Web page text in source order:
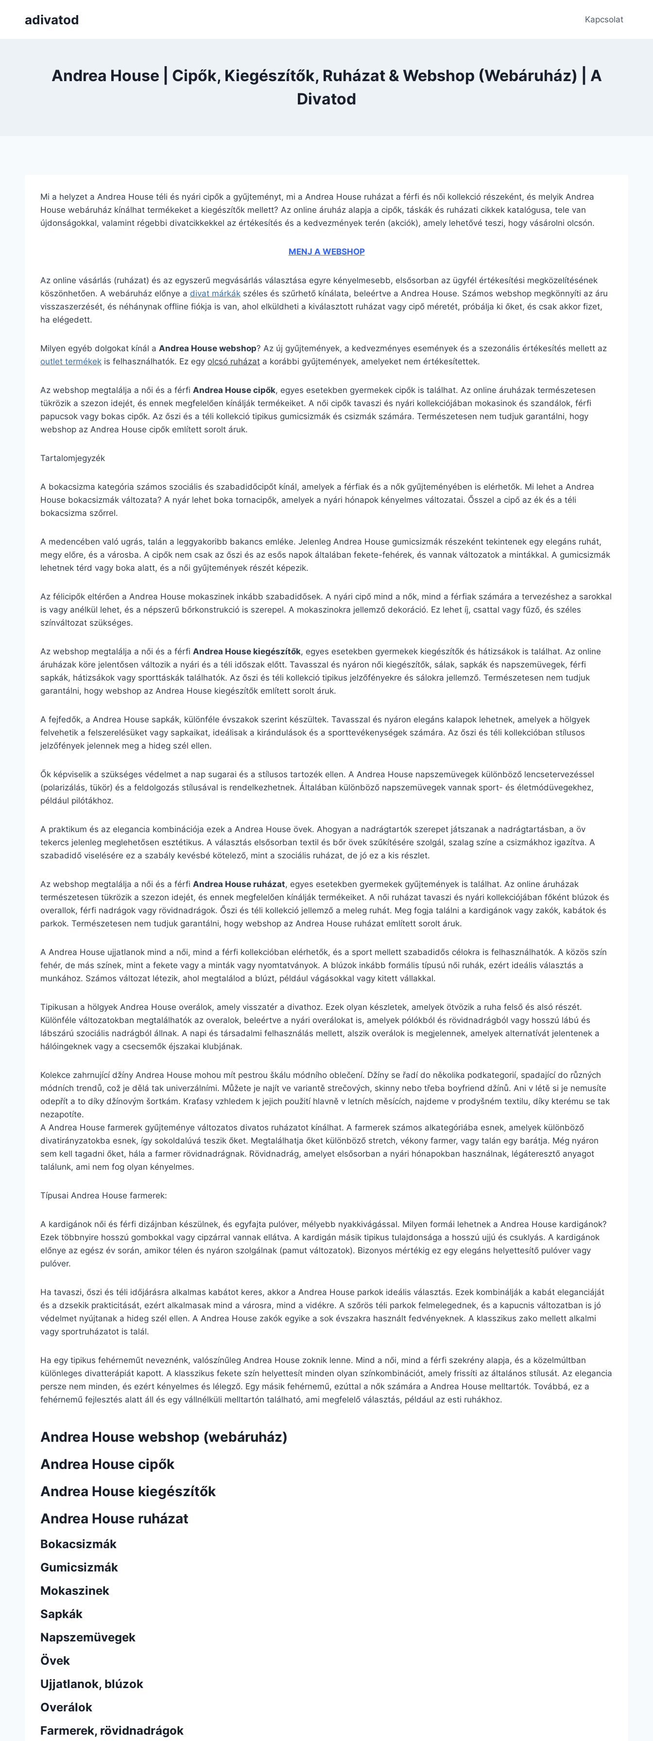
adivatod Kapcsolat
Andrea House | Cipők, Kiegészítők, Ruházat & Webshop (Webáruház) | A
Divatod
Mi a helyzet a Andrea House téli és nyári cipők a gyűjteményt, mi a Andrea House ruházat a férfi és női kollekció részeként, és melyik Andrea
House webáruház kínálhat termékeket a kiegészítők mellett? Az online áruház alapja a cipők, táskák és ruházati cikkek katalógusa, tele van
újdonságokkal, valamint régebbi divatcikkekkel az értékesítés és a kedvezmények terén (akciók), amely lehetővé teszi, hogy vásárolni olcsón.
MENJ A WEBSHOP
Az online vásárlás (ruházat) és az egyszerű megvásárlás választása egyre kényelmesebb, elsősorban az ügyfél értékesítési megközelítésének
köszönhetően. A webáruház előnye a divat márkák széles és szűrhető kínálata, beleértve a Andrea House. Számos webshop megkönnyíti az áru
visszaszerzését, és néhánynak offline fiókja is van, ahol elküldheti a kiválasztott ruházat vagy cipő méretét, próbálja ki őket, és csak akkor fizet,
ha elégedett.
Milyen egyéb dolgokat kínál a Andrea House webshop? Az új gyűjtemények, a kedvezményes események és a szezonális értékesítés mellett az
outlet termékek is felhasználhatók. Ez egy olcsó ruházat a korábbi gyűjtemények, amelyeket nem értékesítettek.
Az webshop megtalálja a női és a férfi Andrea House cipők, egyes esetekben gyermekek cipők is találhat. Az online áruházak természetesen
tükrözik a szezon idejét, és ennek megfelelően kínálják termékeiket. A női cipők tavaszi és nyári kollekciójában mokasinok és szandálok, férfi
papucsok vagy bokas cipők. Az őszi és a téli kollekció tipikus gumicsizmák és csizmák számára. Természetesen nem tudjuk garantálni, hogy
webshop az Andrea House cipők említett sorolt áruk.
Tartalomjegyzék
A bokacsizma kategória számos szociális és szabadidőcipőt kínál, amelyek a férfiak és a nők gyűjteményében is elérhetők. Mi lehet a Andrea
House bokacsizmák változata? A nyár lehet boka tornacipők, amelyek a nyári hónapok kényelmes változatai. Ősszel a cipő az ék és a téli
bokacsizma szőrrel.
A medencében való ugrás, talán a leggyakoribb bakancs emléke. Jelenleg Andrea House gumicsizmák részeként tekintenek egy elegáns ruhát,
megy előre, és a városba. A cipők nem csak az őszi és az esős napok általában fekete-fehérek, és vannak változatok a mintákkal. A gumicsizmák
lehetnek térd vagy boka alatt, és a női gyűjtemények részét képezik.
Az félicipők eltérően a Andrea House mokaszinek inkább szabadidősek. A nyári cipő mind a nők, mind a férfiak számára a tervezéshez a sarokkal
is vagy anélkül lehet, és a népszerű bőrkonstrukció is szerepel. A mokaszinokra jellemző dekoráció. Ez lehet íj, csattal vagy fűző, és széles
színváltozat szükséges.
Az webshop megtalálja a női és a férfi Andrea House kiegészítők, egyes esetekben gyermekek kiegészítők és hátizsákok is találhat. Az online
áruházak köre jelentősen változik a nyári és a téli időszak előtt. Tavasszal és nyáron női kiegészítők, sálak, sapkák és napszemüvegek, férfi
sapkák, hátizsákok vagy sporttáskák találhatók. Az őszi és téli kollekció tipikus jelzőfényekre és sálokra jellemző. Természetesen nem tudjuk
garantálni, hogy webshop az Andrea House kiegészítők említett sorolt áruk.
A fejfedők, a Andrea House sapkák, különféle évszakok szerint készültek. Tavasszal és nyáron elegáns kalapok lehetnek, amelyek a hölgyek
felvehetik a felszerelésüket vagy sapkaikat, ideálisak a kirándulások és a sporttevékenységek számára. Az őszi és téli kollekcióban stílusos
jelzőfények jelennek meg a hideg szél ellen.
Ők képviselik a szükséges védelmet a nap sugarai és a stílusos tartozék ellen. A Andrea House napszemüvegek különböző lencsetervezéssel
(polarizálás, tükör) és a feldolgozás stílusával is rendelkezhetnek. Általában különböző napszemüvegek vannak sport- és életmódüvegekhez,
például pilótákhoz.
A praktikum és az elegancia kombinációja ezek a Andrea House övek. Ahogyan a nadrágtartók szerepet játszanak a nadrágtartásban, a öv
tekercs jelenleg meglehetősen esztétikus. A választás elsősorban textil és bőr övek szűkítésére szolgál, szalag színe a csizmákhoz igazítva. A
szabadidő viselésére ez a szabály kevésbé kötelező, mint a szociális ruházat, de jó ez a kis részlet.
Az webshop megtalálja a női és a férfi Andrea House ruházat, egyes esetekben gyermekek gyűjtemények is találhat. Az online áruházak
természetesen tükrözik a szezon idejét, és ennek megfelelően kínálják termékeiket. A női ruházat tavaszi és nyári kollekciójában főként blúzok és
overallok, férfi nadrágok vagy rövidnadrágok. Őszi és téli kollekció jellemző a meleg ruhát. Meg fogja találni a kardigánok vagy zakók, kabátok és
parkok. Természetesen nem tudjuk garantálni, hogy webshop az Andrea House ruházat említett sorolt áruk.
A Andrea House ujjatlanok mind a női, mind a férfi kollekcióban elérhetők, és a sport mellett szabadidős célokra is felhasználhatók. A közös szín
fehér, de más színek, mint a fekete vagy a minták vagy nyomtatványok. A blúzok inkább formális típusú női ruhák, ezért ideális választás a
munkához. Számos változat létezik, ahol megtalálod a blúzt, például vágásokkal vagy kitett vállakkal.
Tipikusan a hölgyek Andrea House overálok, amely visszatér a divathoz. Ezek olyan készletek, amelyek ötvözik a ruha felső és alsó részét.
Különféle változatokban megtalálhatók az overalok, beleértve a nyári overálokat is, amelyek pólókból és rövidnadrágból vagy hosszú lábú és
lábszárú szociális nadrágból állnak. A napi és társadalmi felhasználás mellett, alszik overálok is megjelennek, amelyek alternatívát jelentenek a
hálóingeknek vagy a csecsemők éjszakai klubjának.
Kolekce zahrnující džíny Andrea House mohou mít pestrou škálu módního oblečení. Džíny se řadí do několika podkategorií, spadající do různých
módních trendů, což je dělá tak univerzálními. Můžete je najít ve variantě strečových, skinny nebo třeba boyfriend džínů. Ani v létě si je nemusíte
odepřít a to díky džínovým šortkám. Kraťasy vzhledem k jejich použití hlavně v letních měsících, najdeme v prodyšném textilu, díky kterému se tak
nezapotíte.
A Andrea House farmerek gyűjteménye változatos divatos ruházatot kínálhat. A farmerek számos alkategóriába esnek, amelyek különböző
divatirányzatokba esnek, így sokoldalúvá teszik őket. Megtalálhatja őket különböző stretch, vékony farmer, vagy talán egy barátja. Még nyáron
sem kell tagadni őket, hála a farmer rövidnadrágnak. Rövidnadrág, amelyet elsősorban a nyári hónapokban használnak, légáteresztő anyagot
találunk, ami nem fog olyan kényelmes.
Típusai Andrea House farmerek:
A kardigánok női és férfi dizájnban készülnek, és egyfajta pulóver, mélyebb nyakkivágással. Milyen formái lehetnek a Andrea House kardigánok?
Ezek többnyire hosszú gombokkal vagy cipzárral vannak ellátva. A kardigán másik tipikus tulajdonsága a hosszú ujjú és csuklyás. A kardigánok
előnye az egész év során, amikor télen és nyáron szolgálnak (pamut változatok). Bizonyos mértékig ez egy elegáns helyettesítő pulóver vagy
pulóver.
Ha tavaszi, őszi és téli időjárásra alkalmas kabátot keres, akkor a Andrea House parkok ideális választás. Ezek kombinálják a kabát eleganciáját
és a dzsekik prakticitását, ezért alkalmasak mind a városra, mind a vidékre. A szőrös téli parkok felmelegednek, és a kapucnis változatban is jó
védelmet nyújtanak a hideg szél ellen. A Andrea House zakók egyike a sok évszakra használt fedvényeknek. A klasszikus zako mellett alkalmi
vagy sportruházatot is talál.
Ha egy tipikus fehérneműt neveznénk, valószínűleg Andrea House zoknik lenne. Mind a női, mind a férfi szekrény alapja, és a közelmúltban
különleges divatterápiát kapott. A klasszikus fekete szín helyettesít minden olyan színkombinációt, amely frissíti az általános stílusát. Az elegancia
persze nem minden, és ezért kényelmes és lélegző. Egy másik fehérnemű, ezúttal a nők számára a Andrea House melltartók. Továbbá, ez a
fehérnemű fejlesztés alatt áll és egy vállnélküli melltartón található, ami megfelelő választás, például az esti ruhákhoz.
Andrea House webshop (webáruház)
Andrea House cipők
Andrea House kiegészítők
Andrea House ruházat
Bokacsizmák
Gumicsizmák
Mokaszinek
Sapkák
Napszemüvegek
Övek
Ujjatlanok, blúzok
Overálok
Farmerek, rövidnadrágok